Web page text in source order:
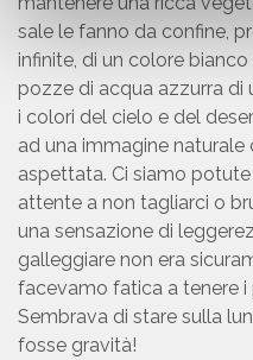
sale le fanno da confine,
infinite, di un colore
pozze di acqua azzurra di
i colori del cielo e del
ad una immagine naturale
aspettata. Ci siamo
attente a non tagliarci o
una sensazione di
galleggiare non era
facevamo fatica a tenere i
Sembrava di stare sulla
fosse gravità!